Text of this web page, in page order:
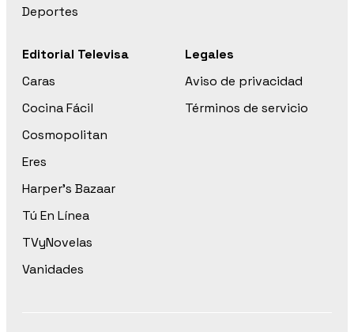
Deportes
Editorial Televisa
Caras
Cocina Fácil
Cosmopolitan
Eres
Harper’s Bazaar
Tú En Línea
TVyNovelas
Vanidades
Legales
Aviso de privacidad
Términos de servicio